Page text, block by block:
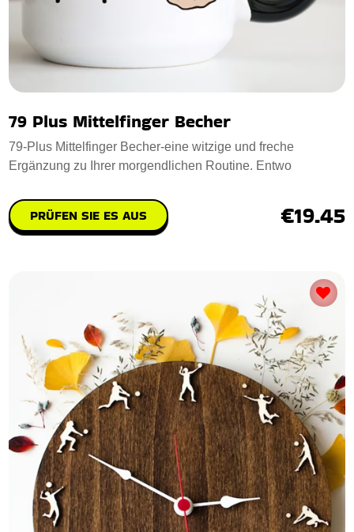
79 Plus Mittelfinger Becher
79-Plus Mittelfinger Becher-eine witzige und freche
Ergänzung zu Ihrer morgendlichen Routine. Entwo
PRÜFEN SIE ES AUS €19.45